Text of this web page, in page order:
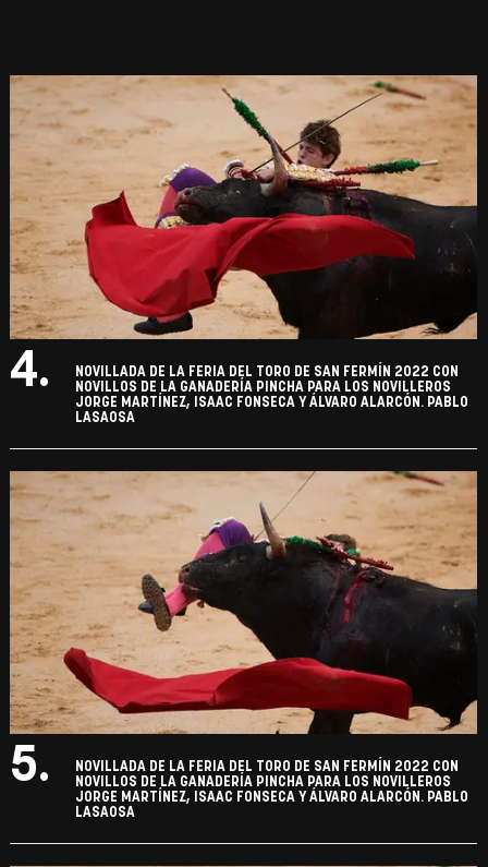
4.
NOVILLADA DE LA FERIA DEL TORO DE SAN FERMÍN 2022 CON
NOVILLOS DE LA GANADERÍA PINCHA PARA LOS NOVILLEROS
JORGE MARTÍNEZ, ISAAC FONSECA Y ÁLVARO ALARCÓN. PABLO
LASAOSA
5.
NOVILLADA DE LA FERIA DEL TORO DE SAN FERMÍN 2022 CON
NOVILLOS DE LA GANADERÍA PINCHA PARA LOS NOVILLEROS
JORGE MARTÍNEZ, ISAAC FONSECA Y ÁLVARO ALARCÓN. PABLO
LASAOSA